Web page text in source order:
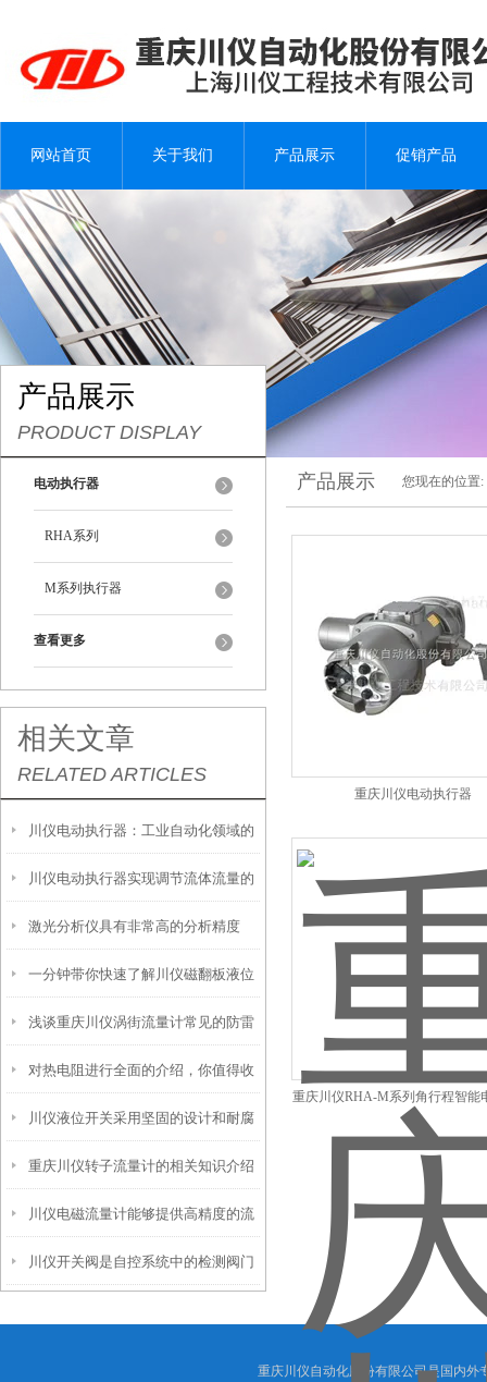
网站首页 关于我们 产品展示 促销产品
产品展示
PRODUCT DISPLAY
电动执行器
RHA系列
M系列执行器
查看更多
相关文章
RELATED ARTICLES
川仪电动执行器：工业自动化领域的
精密力量与智慧之选
川仪电动执行器实现调节流体流量的
功能
激光分析仪具有非常高的分析精度
一分钟带你快速了解川仪磁翻板液位
计
浅谈重庆川仪涡街流量计常见的防雷
措施
对热电阻进行全面的介绍，你值得收
藏！
川仪液位开关采用坚固的设计和耐腐
蚀材料
重庆川仪转子流量计的相关知识介绍
川仪电磁流量计能够提供高精度的流
量测量结果
川仪开关阀是自控系统中的检测阀门
产品展示 您现在的位置:
重庆川仪电动执行器
重庆川仪RHA-M系列角行程智能
机构
重庆川仪自动化股份有限公司是国内外